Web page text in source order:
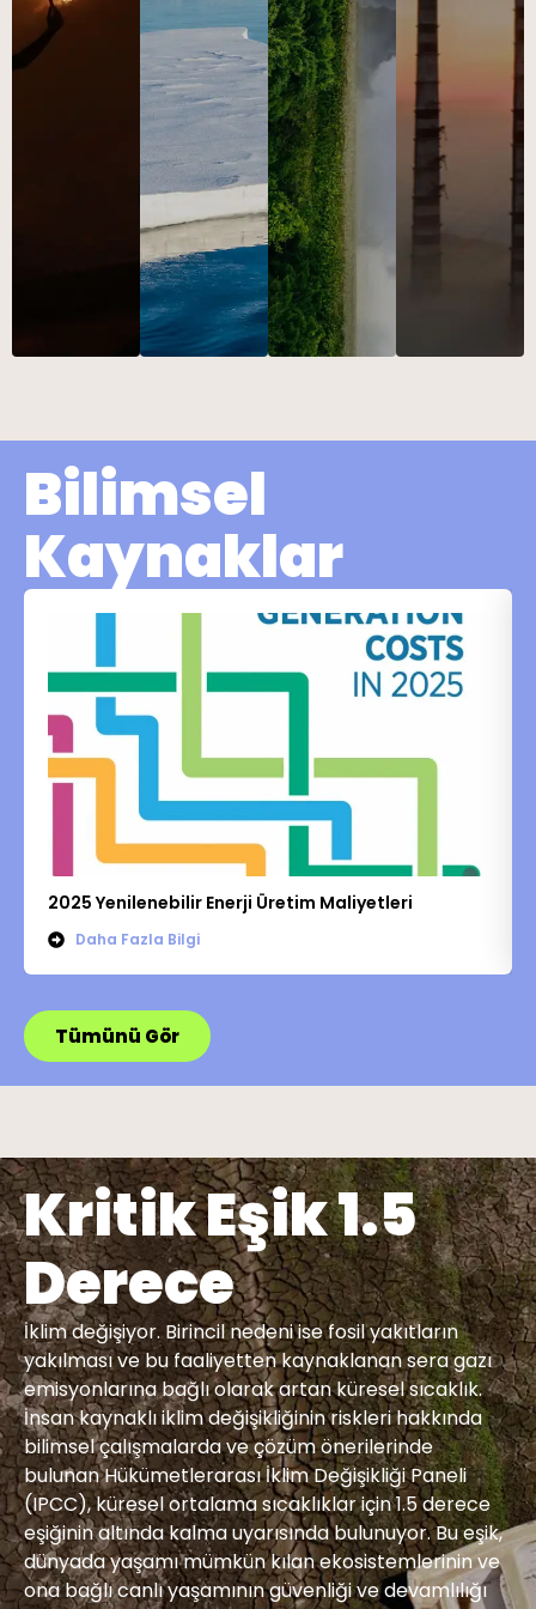
Bilimsel
Kaynaklar
2025 Yenilenebilir Enerji Üretim Maliyetleri
Daha Fazla Bilgi
Tümünü Gör
Kritik Eşik 1.5
Derece
İklim değişiyor. Birincil nedeni ise fosil yakıtların
yakılması ve bu faaliyetten kaynaklanan sera gazı
emisyonlarına bağlı olarak artan küresel sıcaklık.
İnsan kaynaklı iklim değişikliğinin riskleri hakkında
bilimsel çalışmalarda ve çözüm önerilerinde
bulunan Hükümetlerarası İklim Değişikliği Paneli
(IPCC), küresel ortalama sıcaklıklar için 1.5 derece
eşiğinin altında kalma uyarısında bulunuyor. Bu eşik,
dünyada yaşamı mümkün kılan ekosistemlerinin ve
ona bağlı canlı yaşamının güvenliği ve devamlılığı